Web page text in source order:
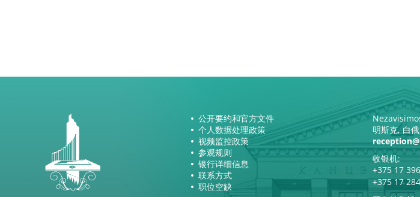
公开要约和官方文件
个人数据处理政策
视频监控政策
参观规则
银行详细信息
联系方式
职位空缺
明斯克, 白
收银机:
+375 17
+375 17